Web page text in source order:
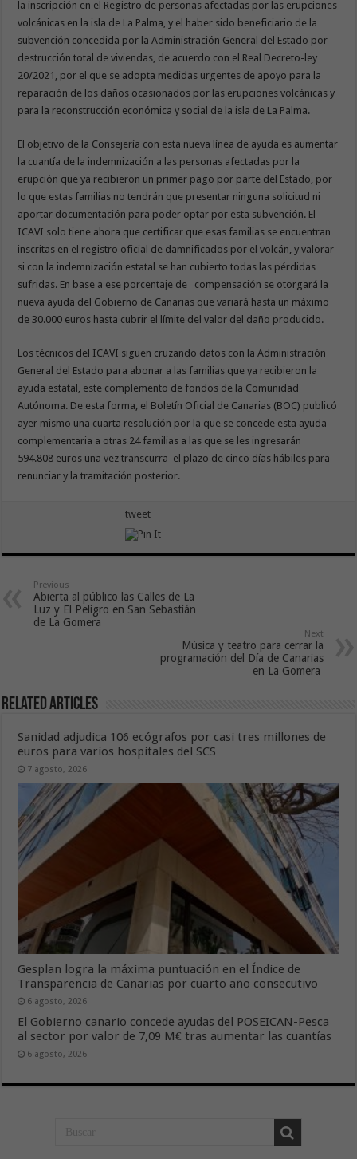
la inscripción en el Registro de personas afectadas por las erupciones
volcánicas en la isla de La Palma, y el haber sido beneficiario de la
subvención concedida por la Administración General del Estado por
destrucción total de viviendas, de acuerdo con el Real Decreto-ley
20/2021, por el que se adopta medidas urgentes de apoyo para la
reparación de los daños ocasionados por las erupciones volcánicas y
para la reconstrucción económica y social de la isla de La Palma.
El objetivo de la Consejería con esta nueva línea de ayuda es aumentar
la cuantía de la indemnización a las personas afectadas por la
erupción que ya recibieron un primer pago por parte del Estado, por
lo que estas familias no tendrán que presentar ninguna solicitud ni
aportar documentación para poder optar por esta subvención. El
ICAVI solo tiene ahora que certificar que esas familias se encuentran
inscritas en el registro oficial de damnificados por el volcán, y valorar
si con la indemnización estatal se han cubierto todas las pérdidas
sufridas. En base a ese porcentaje de compensación se otorgará la
nueva ayuda del Gobierno de Canarias que variará hasta un máximo
de 30.000 euros hasta cubrir el límite del valor del daño producido.
Los técnicos del ICAVI siguen cruzando datos con la Administración
General del Estado para abonar a las familias que ya recibieron la
ayuda estatal, este complemento de fondos de la Comunidad
Autónoma. De esta forma, el Boletín Oficial de Canarias (BOC) publicó
ayer mismo una cuarta resolución por la que se concede esta ayuda
complementaria a otras 24 familias a las que se les ingresarán
594.808 euros una vez transcurra el plazo de cinco días hábiles para
renunciar y la tramitación posterior.
tweet
Previous
Abierta al público las Calles de La
Luz y El Peligro en San Sebastián
de La Gomera
Next
Música y teatro para cerrar la
programación del Día de Canarias
en La Gomera
Related Articles
Sanidad adjudica 106 ecógrafos por casi tres millones de
euros para varios hospitales del SCS
7 agosto, 2026
Gesplan logra la máxima puntuación en el Índice de
Transparencia de Canarias por cuarto año consecutivo
6 agosto, 2026
El Gobierno canario concede ayudas del POSEICAN-Pesca
al sector por valor de 7,09 M€ tras aumentar las cuantías
6 agosto, 2026